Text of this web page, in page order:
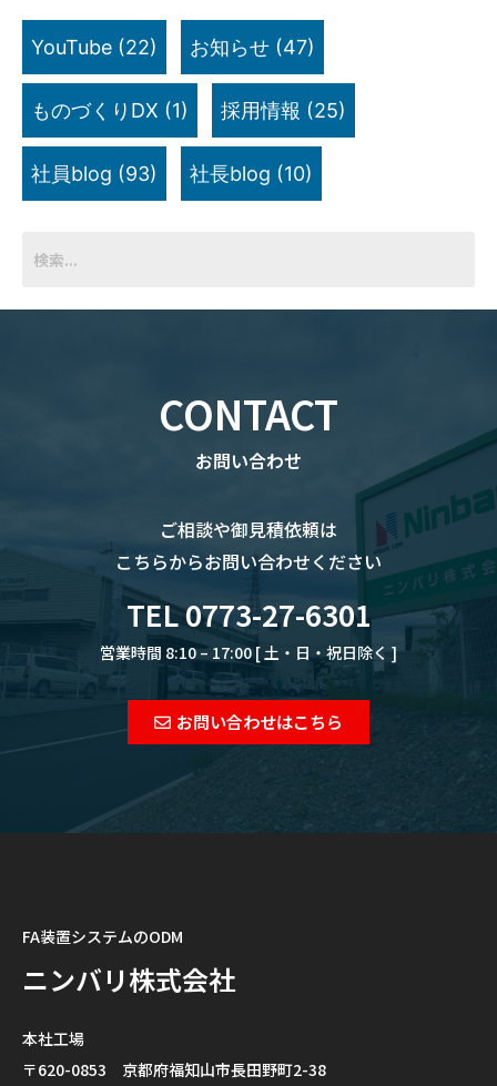
YouTube (22) お知らせ (47)
ものづくりDX (1) 採用情報 (25)
社員blog (93) 社長blog (10)
CONTACT
お問い合わせ
ご相談や御見積依頼は
こちらからお問い合わせください
TEL 0773-27-6301
営業時間 8:10 – 17:00 [ 土・日・祝日除く ]
お問い合わせはこちら
FA装置システムのODM
ニンバリ株式会社
本社工場
〒620-0853 京都府福知山市長田野町2-38